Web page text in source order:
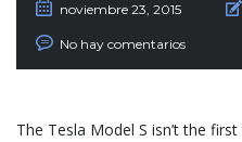
noviembre 23, 2015
No hay comentarios
The Tesla Model S isn’t the